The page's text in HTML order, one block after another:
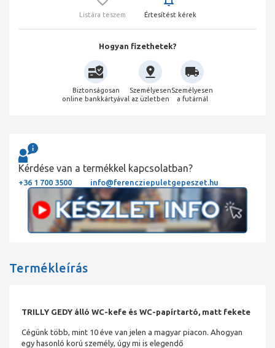
Listára teszem Értesítést kérek
Hogyan fizethetek?
Biztonságosan
online bankkártyával
Személyesen
az üzletben
Személyesen
a futárnál
Kérdése van a termékkel kapcsolatban?
+36 1 700 3500 info@ferencziepuletgepeszet.hu
Termékleírás
TRILLY GEDY álló WC-kefe és WC-papírtartó, matt fekete
Cégünk több, mint 10 éve van jelen a magyar piacon. Ahogyan
egy hasonló korú személy, úgy mi is elegendő